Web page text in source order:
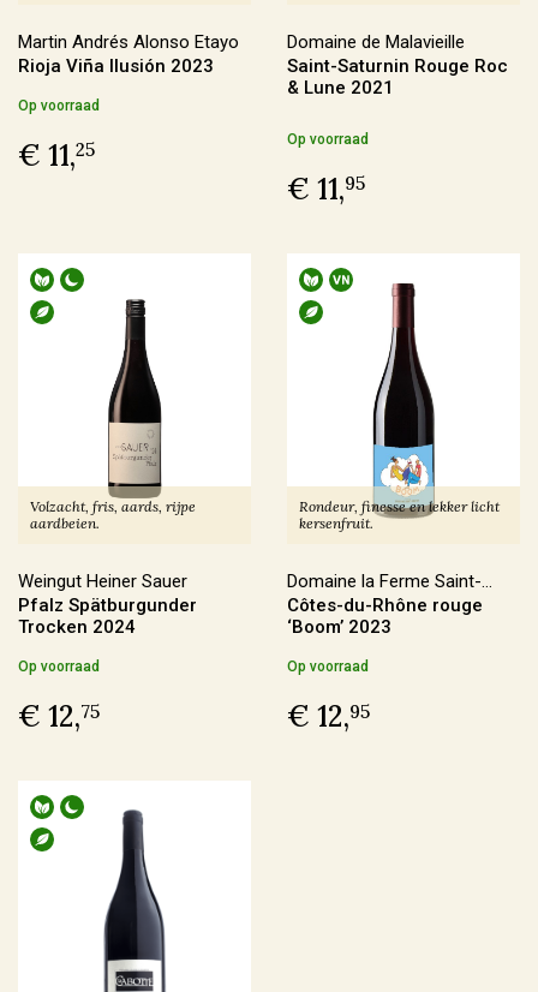
Voorraad
Binnenkort leverbaar
Soort Teelt
Biologisch
(107)
Biologisch-Dynamisch
In omschakeling
Duurzaam(12)
Geschikt voor veganisten
Ja(187)
Nee(3)
Last Vinute
Ook per fles
Martin Andrés Alonso Etayo
Rioja Viña Ilusión 2023
Op voorraad
€ 11,25
Domaine de Malavieille
Saint-Saturnin Rouge Roc
& Lune 2021
Op voorraad
€ 11,95
Volzacht, fris, aards, rijpe
aardbeien.
Weingut Heiner Sauer
Pfalz Spätburgunder
Trocken 2024
Op voorraad
€ 12,75
Rondeur, finesse en lekker licht
kersenfruit.
Domaine la Ferme Saint-
Martin
Côtes-du-Rhône rouge
‘Boom’ 2023
Op voorraad
€ 12,95